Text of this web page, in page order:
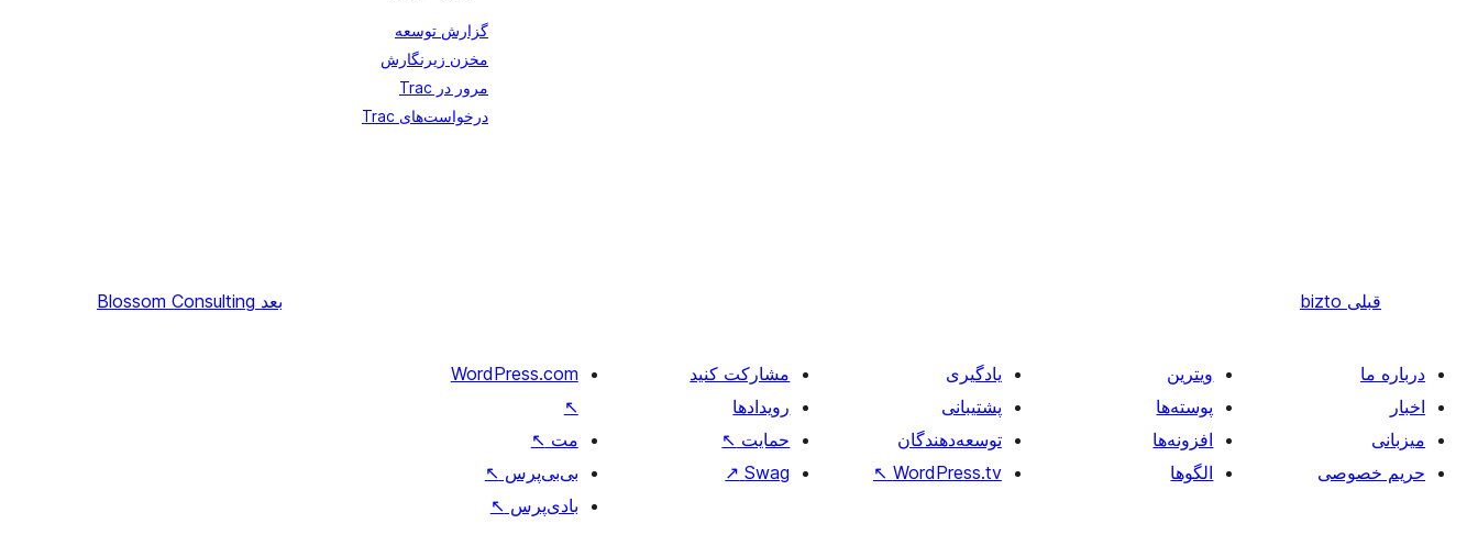
گزارش توسعه
مخزن زیرنگارش
مرور در Trac
درخواست‌های Trac
قبلی bizto بعد Blossom Consulting
درباره ما
اخبار
میزبانی
حریم خصوصی
ویترین
پوسته‌ها
افزونه‌ها
الگوها
یادگیری
پشتیبانی
توسعه‌دهندگان
WordPress.tv
↖
مشارکت کنید
رویدادها
حمایت ↖
Swag
↗
WordPress.com
↖
مت ↖
بی‌بی‌پرس ↖
بادی‌پرس ↖